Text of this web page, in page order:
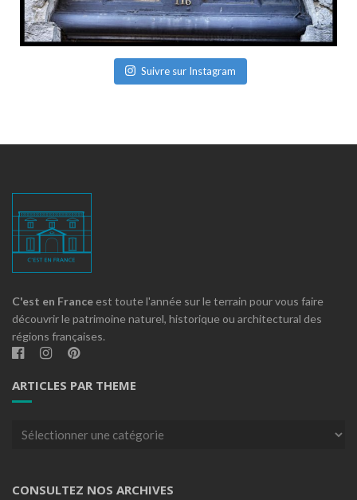
Suivre sur Instagram
C'est en France est toute l'année sur le terrain pour vous faire
découvrir le patrimoine naturel, historique ou architectural des
régions françaises.
ARTICLES PAR THEME
Articles
CONSULTEZ NOS ARCHIVES